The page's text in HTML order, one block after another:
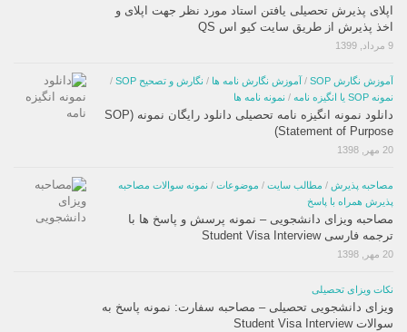
اپلای پذیرش تحصیلی یافتن استاد مورد نظر جهت اپلای و
اخذ پذیرش از طریق سایت کیو اس QS
9 مرداد, 1399
آموزش نگارش SOP / آموزش نگارش نامه ها / نگارش و تصحیح SOP
/
نمونه SOP یا انگیزه نامه
/ نمونه نامه ها
دانلود نمونه انگیزه نامه تحصیلی دانلود رایگان نمونه (SOP
(Statement of Purpose
20 مهر, 1398
مصاحبه پذیرش / مطالب سایت / موضوعات / نمونه سوالات مصاحبه
پذیرش همراه با پاسخ
مصاحبه ویزای دانشجویی – نمونه پرسش و پاسخ ها با
ترجمه فارسی Student Visa Interview
20 مهر, 1398
نکات ویزای تحصیلی
ویزای دانشجویی تحصیلی – مصاحبه سفارت: نمونه پاسخ به
سوالات Student Visa Interview